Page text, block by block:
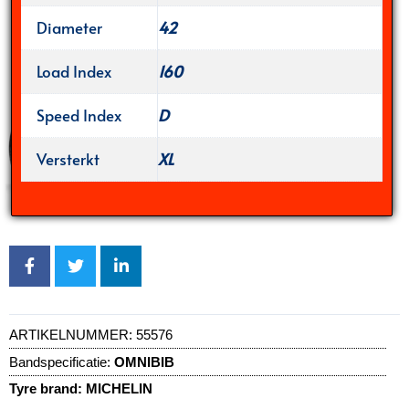
Diameter
42
Load Index
160
Speed Index
D
Versterkt
XL
ARTIKELNUMMER: 55576
Bandspecificatie: OMNIBIB
Tyre brand: MICHELIN